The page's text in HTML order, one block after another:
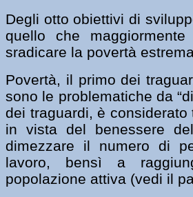
Degli otto obiettivi di
quello che maggiormente
sradicare la povertà
Povertà, il primo dei
sono le problematiche da
dei traguardi, è
in vista del benessere
dimezzare il numero di
lavoro, bensì a
popolazione attiva (vedi il